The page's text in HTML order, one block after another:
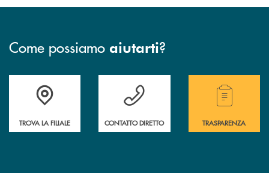
Come possiamo aiutarti?
Accedi all' elenco completo delle filiali.
TROVA LA FILIALE
Hai bisogno di assistenza immediata?
CONTATTO DIRETTO
Hai bisogno di
TRASPARENZA